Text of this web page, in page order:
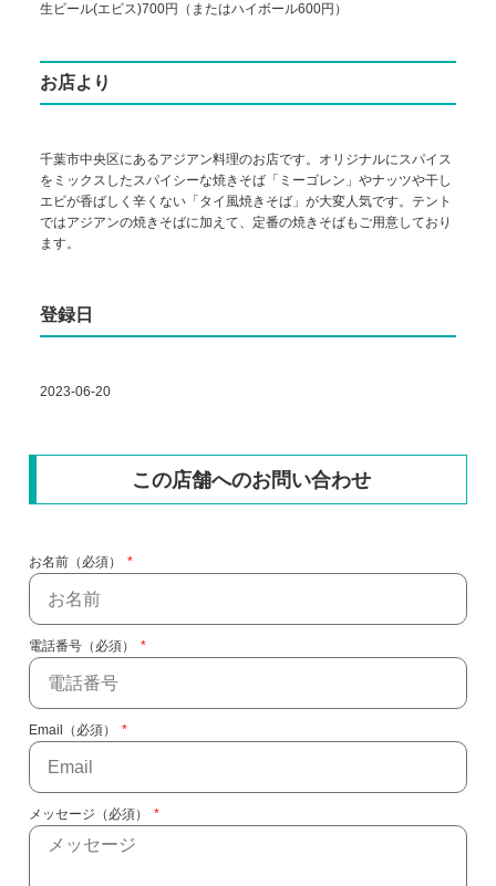
生ビール(エビス)700円（またはハイボール600円）
お店より
千葉市中央区にあるアジアン料理のお店です。オリジナルにスパイス
をミックスしたスパイシーな焼きそば「ミーゴレン」やナッツや干し
エビが香ばしく辛くない「タイ風焼きそば」が大変人気です。テント
ではアジアンの焼きそばに加えて、定番の焼きそばもご用意しており
ます。
登録日
2023-06-20
この店舗へのお問い合わせ
お名前（必須）
電話番号（必須）
Email（必須）
メッセージ（必須）